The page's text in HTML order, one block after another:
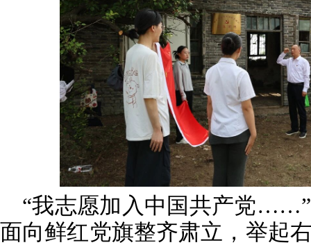
“我志愿加入中国共产党
面向鲜红党旗整齐肃立，举起